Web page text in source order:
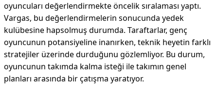
oyuncuları değerlendirmekte öncelik sıralaması yaptı.
Vargas, bu değerlendirmelerin sonucunda yedek
kulübesine hapsolmuş durumda. Taraftarlar, genç
oyuncunun potansiyeline inanırken, teknik heyetin farklı
stratejiler üzerinde durduğunu gözlemliyor. Bu durum,
oyuncunun takımda kalma isteği ile takımın genel
planları arasında bir çatışma yaratıyor.